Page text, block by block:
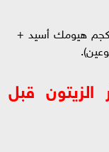
- اليوم الثالث: 2 كجم نترات كالسيوم + 1 كجم هيومك أسيد +
الزيتون قبل